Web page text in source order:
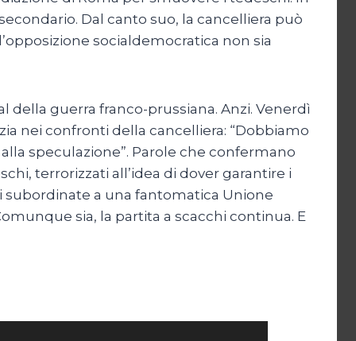
Dal canto suo, la cancelliera può
socialdemocratica non sia
della guerra franco-prussiana. Anzi. Venerdì
nei confronti della cancelliera: “Dobbiamo
speculazione”. Parole che confermano
terrorizzati all’idea di dover garantire i
a una fantomatica Unione
sia, la partita a scacchi continua. E